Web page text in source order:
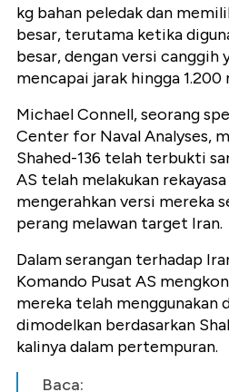
kg bahan peledak dan
besar, terutama ketika
besar, dengan versi canggih
mencapai jarak hingga 1.200
Michael Connell, seorang
Center for Naval Analyses,
Shahed-136 telah terbukti
AS telah melakukan
mengerahkan versi mereka
perang melawan target Iran.
Dalam serangan terhadap
Komando Pusat AS
mereka telah menggunakan
dimodelkan berdasarkan
kalinya dalam pertempuran.
Baca: